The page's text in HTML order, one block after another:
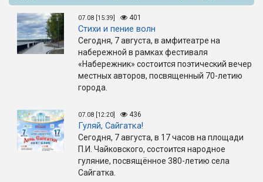
07.08 [15:39] 401
Стихи и пение волн
Сегодня, 7 августа, в амфитеатре на
набережной в рамках фестиваля
«Набережник» состоится поэтический вечер
местных авторов, посвященный 70-летию
города.
07.08 [12:20] 436
Гуляй, Сайгатка!
Сегодня, 7 августа, в 17 часов на площади
П.И. Чайковского, состоится народное
гуляние, посвящённое 380-летию села
Сайгатка.